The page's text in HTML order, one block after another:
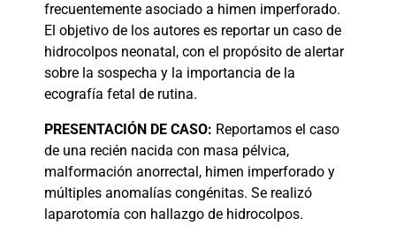
frecuentemente asociado a himen imperforado.
El objetivo de los autores es reportar un caso de
hidrocolpos neonatal, con el propósito de alertar
sobre la sospecha y la importancia de la
ecografía fetal de rutina.
PRESENTACIÓN DE CASO: Reportamos el caso
de una recién nacida con masa pélvica,
malformación anorrectal, himen imperforado y
múltiples anomalías congénitas. Se realizó
laparotomía con hallazgo de hidrocolpos.